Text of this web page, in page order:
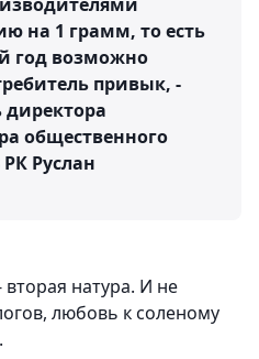
на 1 грамм, то есть
год возможно
привык, -
директора
общественного
Руслан
натура. И не
любовь к соленому